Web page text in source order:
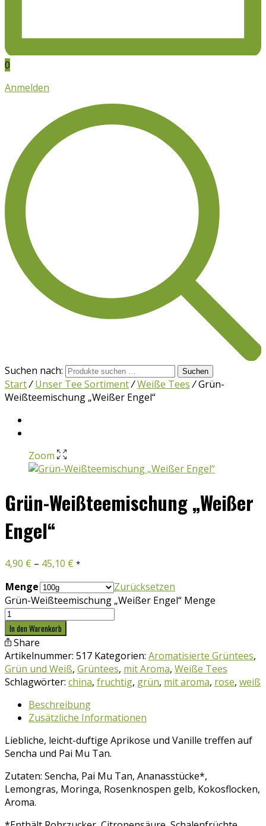
0
Anmelden
Suchen nach: Suchen
Start/ Unser Tee Sortiment/Weiße Tees /Grün-
Weißteemischung „Weißer Engel“
Zoom
Grün-Weißteemischung „Weißer
Engel“
4,90 € – 45,10 € *
Menge
Zurücksetzen
Grün-Weißteemischung „Weißer Engel“ Menge
In den Warenkorb
Share
Artikelnummer: 517 Kategorien: Aromatisierte Grüntees,
Grün und Weiß, Grüntees, mit Aroma, Weiße Tees
Schlagwörter: china, fruchtig, grün, mit aroma, rose, weiß
Beschreibung
Zusätzliche Informationen
Liebliche, leicht-duftige Aprikose und Vanille treffen auf
Sencha und Pai Mu Tan.
Zutaten: Sencha, Pai Mu Tan, Ananasstücke*,
Lemongras, Moringa, Rosenknospen gelb, Kokosflocken,
Aroma.